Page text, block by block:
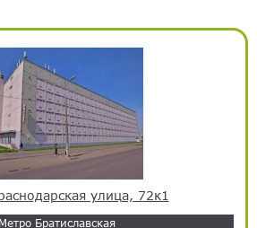
улица, 72к1
Метро Братиславская